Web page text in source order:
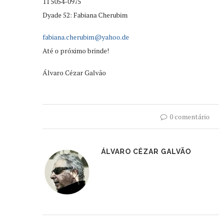
Dyade 52: Fabiana Cherubim
fabiana.cherubim@yahoo.de
Até o próximo brinde!
Álvaro Cézar Galvão
0 comentário
ÁLVARO CÉZAR GALVÃO